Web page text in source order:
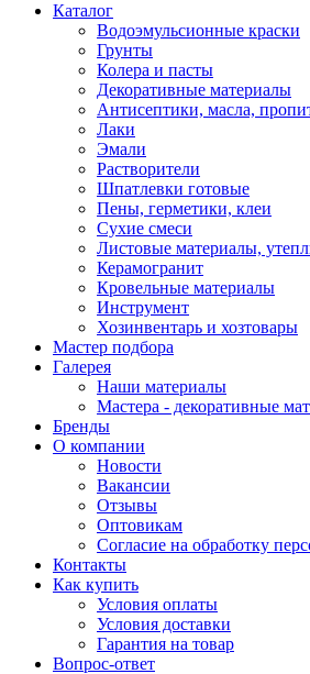
Каталог
Водоэмульсионные краски
Грунты
Колера и пасты
Декоративные материалы
Антисептики, масла,
Лаки
Эмали
Растворители
Шпатлевки готовые
Пены, герметики, клеи
Сухие смеси
Листовые материалы,
Керамогранит
Кровельные материалы
Инструмент
Хозинвентарь и хозтовары
Мастер подбора
Галерея
Наши материалы
Мастера - декоративные
Бренды
О компании
Новости
Вакансии
Отзывы
Оптовикам
Cогласие на обработку
Контакты
Как купить
Условия оплаты
Условия доставки
Гарантия на товар
Вопрос-ответ